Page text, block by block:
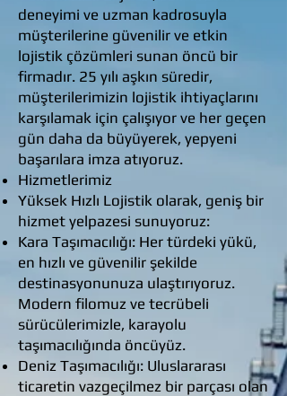
deneyimi ve uzman kadrosuyla
müşterilerine güvenilir ve etkin
lojistik çözümleri sunan öncü bir
firmadır. 25 yılı aşkın süredir,
müşterilerimizin lojistik ihtiyaçlarını
karşılamak için çalışıyor ve her geçen
gün daha da büyüyerek, yepyeni
başarılara imza atıyoruz.
Hizmetlerimiz
Yüksek Hızlı Lojistik olarak, geniş bir
hizmet yelpazesi sunuyoruz:
Kara Taşımacılığı: Her türdeki yükü,
en hızlı ve güvenilir şekilde
destinasyonunuza ulaştırıyoruz.
Modern filomuz ve tecrübeli
sürücülerimizle, karayolu
taşımacılığında öncüyüz.
Deniz Taşımacılığı: Uluslararası
ticaretin vazgeçilmez bir parçası olan